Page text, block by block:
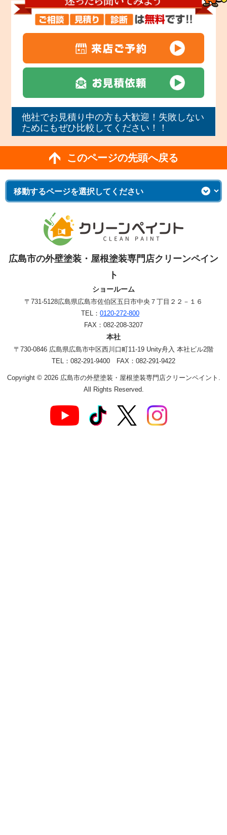
他社でお見積り中の方も大歓迎！失敗しない
ためにもぜひ比較してください！！
このページの先頭へ戻る
広島市の外壁塗装・屋根塗装専門店クリーンペイン
ト
ショールーム
〒731-5128広島県広島市佐伯区五日市中央７丁目２２－１６
TEL： 0120-272-800
FAX：082-208-3207
本社
〒730-0846 広島県広島市中区西川口町11-19 Unity舟入 本社ビル2階
TEL：082-291-9400 FAX：082-291-9422
Copyright © 2026 広島市の外壁塗装・屋根塗装専門店クリーンペイント.
All Rights Reserved.